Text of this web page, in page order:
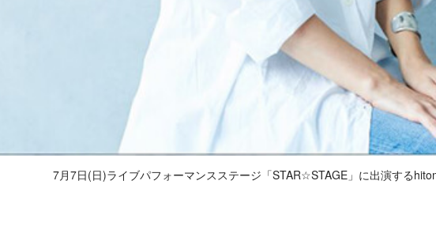
7月7日(日)ライブパフォーマンスステージ「STAR☆STAGE」に出演する